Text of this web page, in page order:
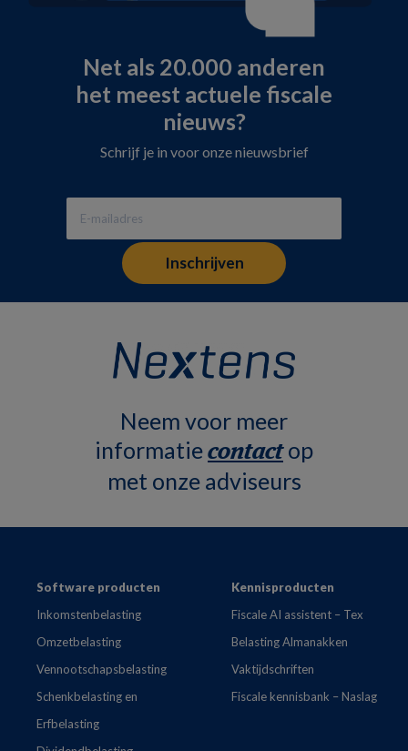
Net als 20.000 anderen
het meest actuele fiscale
nieuws?
Schrijf je in voor onze nieuwsbrief
Neem voor meer
informatie contactop
met onze adviseurs
FooterSoftware producten
Inkomstenbelasting
Omzetbelasting
Vennootschapsbelasting
Schenkbelasting en
Erfbelasting
Kennisproducten
Fiscale AI assistent – Tex
Belasting Almanakken
Vaktijdschriften
Fiscale kennisbank – Naslag